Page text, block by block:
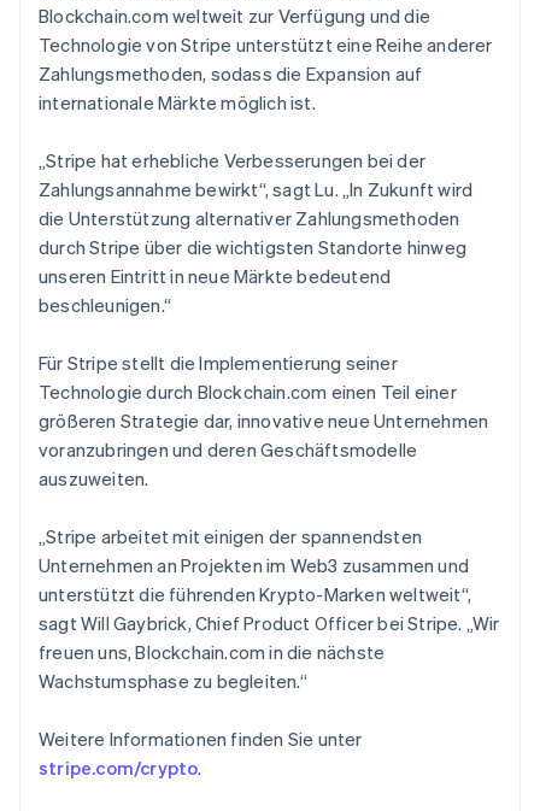
Blockchain.com weltweit zur Verfügung und die
Technologie von Stripe unterstützt eine Reihe anderer
Zahlungsmethoden, sodass die Expansion auf
internationale Märkte möglich ist.
„Stripe hat erhebliche Verbesserungen bei der
Zahlungsannahme bewirkt“, sagt Lu. „In Zukunft wird
die Unterstützung alternativer Zahlungsmethoden
durch Stripe über die wichtigsten Standorte hinweg
unseren Eintritt in neue Märkte bedeutend
beschleunigen.“
Für Stripe stellt die Implementierung seiner
Technologie durch Blockchain.com einen Teil einer
größeren Strategie dar, innovative neue Unternehmen
voranzubringen und deren Geschäftsmodelle
auszuweiten.
„Stripe arbeitet mit einigen der spannendsten
Unternehmen an Projekten im Web3 zusammen und
unterstützt die führenden Krypto-Marken weltweit“,
sagt Will Gaybrick, Chief Product Officer bei Stripe. „Wir
freuen uns, Blockchain.com in die nächste
Wachstumsphase zu begleiten.“
Weitere Informationen finden Sie unter
stripe.com/crypto.
Australien
English
NederlandsFrançaisDeutschEnglish
Brasilien
PortuguêsEnglish
Bulgarien
English
Dänemark
English
DeutschEnglish
Estland
English
Festlandchina
简体中文English
Finnland
Frankreich
FrançaisEnglish
Gibraltar
English
Griechenland
Indien
Irland
English
Italien